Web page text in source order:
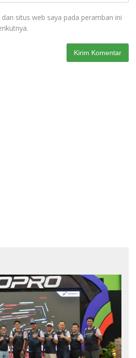
situs web saya pada peramban ini